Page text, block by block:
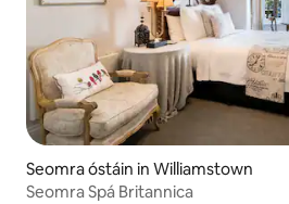
Seomra óstáin in Williamstown
Seomra Spá Britannica